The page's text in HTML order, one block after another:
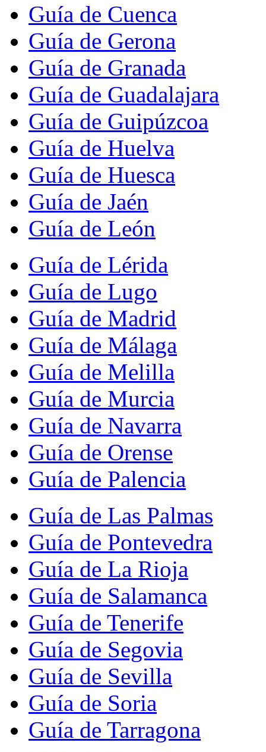
Guía de Cuenca
Guía de Gerona
Guía de Granada
Guía de Guadalajara
Guía de Guipúzcoa
Guía de Huelva
Guía de Huesca
Guía de Jaén
Guía de León
Guía de Lérida
Guía de Lugo
Guía de Madrid
Guía de Málaga
Guía de Melilla
Guía de Murcia
Guía de Navarra
Guía de Orense
Guía de Palencia
Guía de Las Palmas
Guía de Pontevedra
Guía de La Rioja
Guía de Salamanca
Guía de Tenerife
Guía de Segovia
Guía de Sevilla
Guía de Soria
Guía de Tarragona